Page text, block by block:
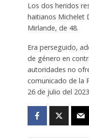
Los dos heridos
haitianos Michelet
Mirlande, de 48.
Era perseguido,
de género en
autoridades no
comunicado de la
26 de julio del